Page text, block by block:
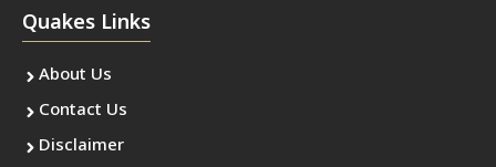
Quakes Links
About Us
Contact Us
Disclaimer